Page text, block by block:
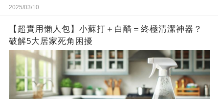
2025/03/10
【超實用懶人包】小蘇打＋白醋＝終極清潔神器？
破解5大居家死角困擾